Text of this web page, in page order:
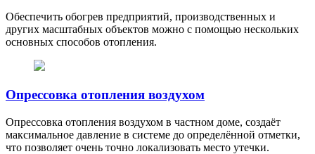
Обеспечить обогрев предприятий, производственных и
других масштабных объектов можно с помощью нескольких
основных способов отопления.
Опрессовка отопления воздухом
Опрессовка отопления воздухом в частном доме, создаёт
максимальное давление в системе до определённой отметки,
что позволяет очень точно локализовать место утечки.